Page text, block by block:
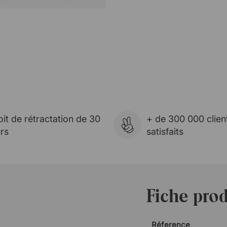
de rétractation de 30
+ de 300 000
satisfaits
Fiche
Réference